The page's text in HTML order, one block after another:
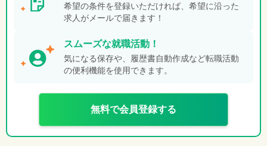
希望の条件を登録いただければ、希望に沿った
求人がメールで届きます！
スムーズな就職活動！
気になる保存や、履歴書自動作成など転職活動
の便利機能を使用できます。
無料で会員登録する